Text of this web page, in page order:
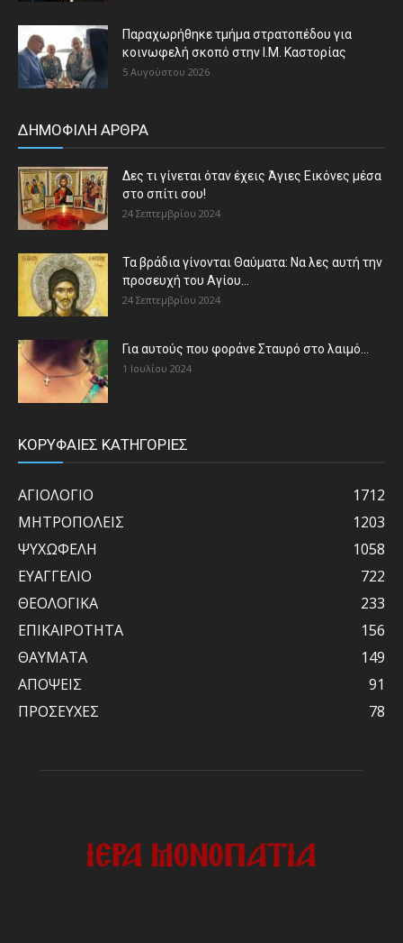
Παραχωρήθηκε τμήμα στρατοπέδου για
κοινωφελή σκοπό στην Ι.Μ. Καστορίας
5 Αυγούστου 2026
ΔΗΜΟΦΙΛΗ ΑΡΘΡΑ
Δες τι γίνεται όταν έχεις Άγιες Εικόνες μέσα
στο σπίτι σου!
24 Σεπτεμβρίου 2024
Τα βράδια γίνονται Θαύματα: Να λες αυτή την
προσευχή του Αγίου...
24 Σεπτεμβρίου 2024
Για αυτούς που φοράνε Σταυρό στο λαιμό…
1 Ιουλίου 2024
ΚΟΡΥΦΑΙΕΣ ΚΑΤΗΓΟΡΙΕΣ
ΑΓΙΟΛΟΓΙΟ
1712
ΜΗΤΡΟΠΟΛΕΙΣ
1203
ΨΥΧΩΦΕΛΗ
1058
ΕΥΑΓΓΕΛΙΟ
722
ΘΕΟΛΟΓΙΚΑ
233
ΕΠΙΚΑΙΡΟΤΗΤΑ
156
ΘΑΥΜΑΤΑ
149
ΑΠΟΨΕΙΣ
91
ΠΡΟΣΕΥΧΕΣ
78